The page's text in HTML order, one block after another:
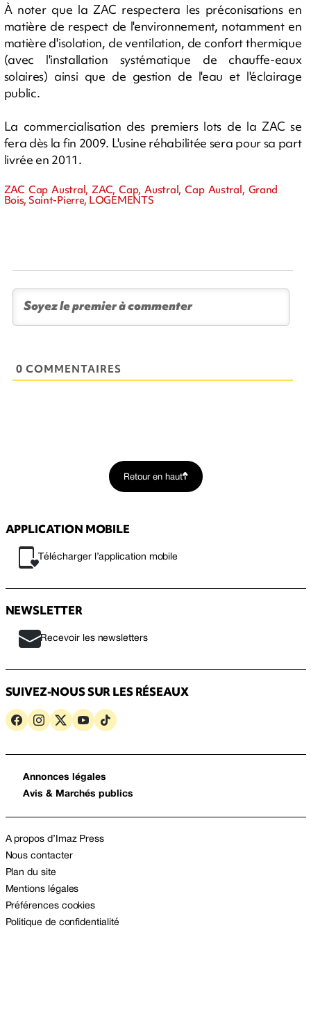
À noter que la ZAC respectera les préconisations en
matière de respect de l'environnement, notamment en
matière d'isolation, de ventilation, de confort thermique
(avec l'installation systématique de chauffe-eaux
solaires) ainsi que de gestion de l'eau et l'éclairage
public.
La commercialisation des premiers lots de la ZAC se
fera dès la fin 2009. L'usine réhabilitée sera pour sa part
livrée en 2011.
ZAC Cap Austral, ZAC, Cap, Austral, Cap Austral, Grand
Bois, Saint-Pierre, LOGEMENTS
0 COMMENTAIRES
Retour en haut
APPLICATION MOBILE
Télécharger l’application mobile
NEWSLETTER
Recevoir les newsletters
SUIVEZ-NOUS SUR LES RÉSEAUX
Annonces légales
Avis & Marchés publics
A propos d’Imaz Press
Nous contacter
Plan du site
Mentions légales
Préférences cookies
Politique de confidentialité